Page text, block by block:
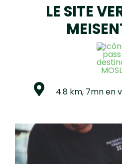
LE SITE
4.8 km, 7mn en